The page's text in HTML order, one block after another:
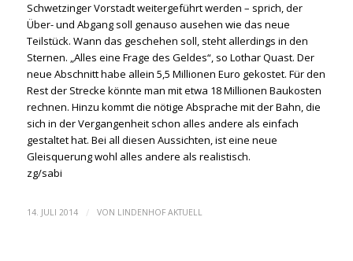
Schwetzinger Vorstadt weitergeführt werden – sprich, der
Über- und Abgang soll genauso ausehen wie das neue
Teilstück. Wann das geschehen soll, steht allerdings in den
Sternen. „Alles eine Frage des Geldes“, so Lothar Quast. Der
neue Abschnitt habe allein 5,5 Millionen Euro gekostet. Für den
Rest der Strecke könnte man mit etwa 18 Millionen Baukosten
rechnen. Hinzu kommt die nötige Absprache mit der Bahn, die
sich in der Vergangenheit schon alles andere als einfach
gestaltet hat. Bei all diesen Aussichten, ist eine neue
Gleisquerung wohl alles andere als realistisch.
zg/sabi
14. JULI 2014 / VON LINDENHOF AKTUELL